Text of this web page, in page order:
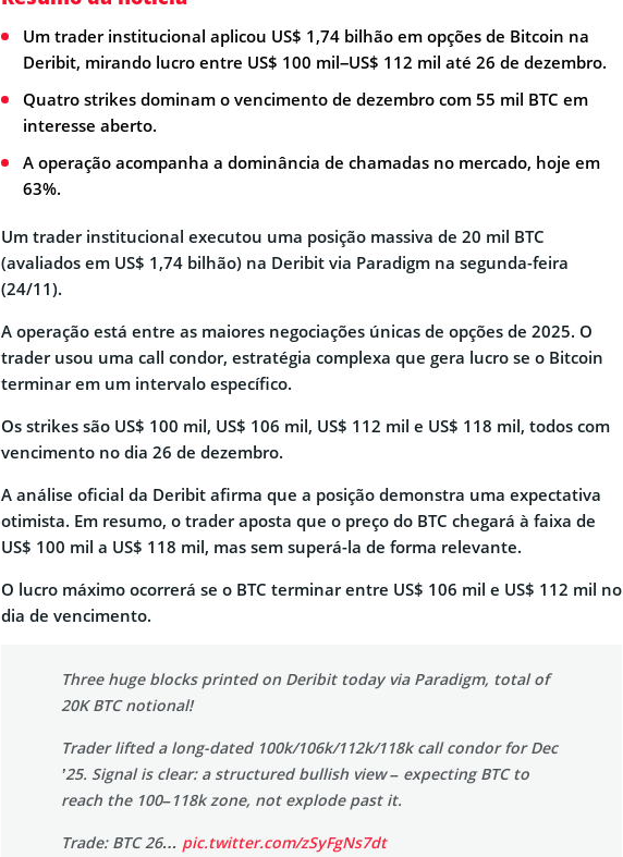
Um trader institucional aplicou US$ 1,74 bilhão em opções de Bitcoin na
Deribit, mirando lucro entre US$ 100 mil–US$ 112 mil até 26 de dezembro.
Quatro strikes dominam o vencimento de dezembro com 55 mil BTC em
interesse aberto.
A operação acompanha a dominância de chamadas no mercado, hoje em
63%.
Um trader institucional executou uma posição massiva de 20 mil BTC
(avaliados em US$ 1,74 bilhão) na Deribit via Paradigm na segunda-feira
(24/11).
A operação está entre as maiores negociações únicas de opções de 2025. O
trader usou uma call condor, estratégia complexa que gera lucro se o Bitcoin
terminar em um intervalo específico.
Os strikes são US$ 100 mil, US$ 106 mil, US$ 112 mil e US$ 118 mil, todos com
vencimento no dia 26 de dezembro.
A análise oficial da Deribit afirma que a posição demonstra uma expectativa
otimista. Em resumo, o trader aposta que o preço do BTC chegará à faixa de
US$ 100 mil a US$ 118 mil, mas sem superá-la de forma relevante.
O lucro máximo ocorrerá se o BTC terminar entre US$ 106 mil e US$ 112 mil no
dia de vencimento.
Three huge blocks printed on Deribit today via Paradigm, total of
20K BTC notional!
Trader lifted a long-dated 100k/106k/112k/118k call condor for Dec
’25. Signal is clear: a structured bullish view – expecting BTC to
reach the 100–118k zone, not explode past it.
Trade: BTC 26… pic.twitter.com/zSyFgNs7dt